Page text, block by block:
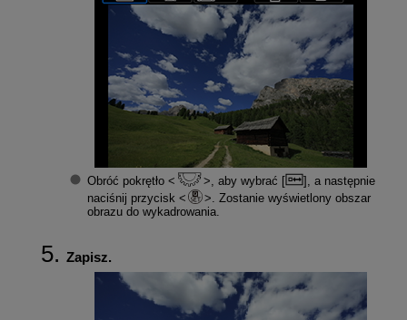
Obróć pokrętło , aby wybrać [
], a następnie
naciśnij przycisk
. Zostanie wyświetlony obszar
obrazu do wykadrowania.
Zapisz.